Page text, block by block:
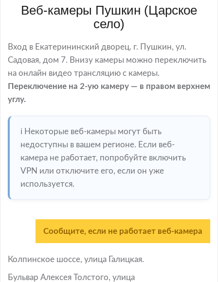
Веб-камеры Пушкин (Царское
село)
Вход в Екатерининский дворец. г. Пушкин, ул.
Садовая, дом 7. Внизу камеры можно переключить
на онлайн видео трансляцию с камеры.
Переключение на 2-ую камеру — в правом верхнем
углу.
ℹ️ Некоторые веб-камеры могут быть
недоступны в вашем регионе. Если веб-
камера не работает, попробуйте включить
VPN или отключите его, если он уже
используется.
Сообщите, если не работает веб-камера
Колпинское шоссе, улица Галицкая.
Бульвар Алексея Толстого, улица